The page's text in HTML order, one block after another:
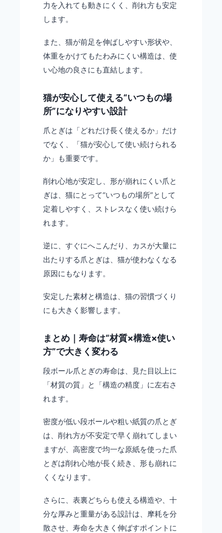
力を入れても動きにくく、削れ方も安定
します。
また、猫が前足を伸ばしやすい形状や、
体重をかけてもたわみにくい構造は、使
い心地の良さにも直結します。
猫が安心して使える“いつもの場
所”になりやすい設計
爪とぎは「どれだけ長く使えるか」だけ
でなく、「猫が安心して使い続けられる
か」も重要です。
削れ心地が安定し、形が崩れにくい爪と
ぎは、猫にとって“いつもの場所”として
定着しやすく、ストレスなく使い続けら
れます。
逆に、すぐにへこんだり、カスが大量に
出たりする爪とぎは、猫が使わなくなる
原因にもなります。
安定した素材と構造は、猫の習慣づくり
にも大きく影響します。
まとめ｜寿命は“材質×構造×使い
方”で大きく変わる
段ボール爪とぎの寿命は、見た目以上に
「材質の質」と「構造の精度」に左右さ
れます。
密度が低い段ボールや粗い紙質の爪とぎ
は、削れ方が不安定で早く崩れてしまい
ますが、高密度で均一な原紙を使った爪
とぎは削れ心地が長く続き、形も崩れに
くくなります。
さらに、表裏どちらも使える構造や、十
分な厚みと重量がある設計は、摩耗を分
散させ、寿命を大きく伸ばすポイントに